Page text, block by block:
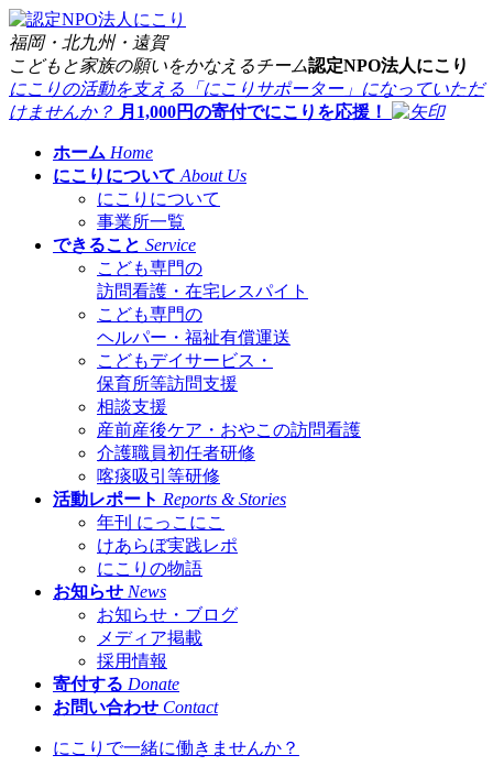
福岡・北九州・遠賀
こどもと家族の願いをかなえるチーム認定NPO法人にこり
にこりの活動を支える「にこりサポーター」になっていただ
けませんか？ 月1,000円の寄付でにこりを応援！
ホーム Home
にこりについて About Us
にこりについて
事業所一覧
できること Service
こども専門の
訪問看護・在宅レスパイト
こども専門の
ヘルパー・福祉有償運送
こどもデイサービス・
保育所等訪問支援
相談支援
産前産後ケア・おやこの訪問看護
介護職員初任者研修
喀痰吸引等研修
活動レポート Reports & Stories
年刊 にっこにこ
けあらぼ実践レポ
にこりの物語
お知らせ News
お知らせ・ブログ
メディア掲載
採用情報
寄付する Donate
お問い合わせ Contact
にこりで一緒に働きませんか？